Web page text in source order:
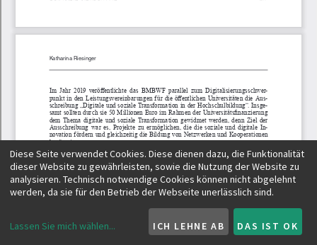
Diese Seite verwendet Cookies. Diese dienen dazu, die Funktionalität
dieser Website zu gewährleisten, sowie die Nutzung der Website zu
analysieren. Technisch notwendige Cookies können nicht abgelehnt
werden, da sie für den Betrieb der Webseite unerlässlich sind.
Lassen Sie mich wählen... ICH LEHNE AB DAS IST OK